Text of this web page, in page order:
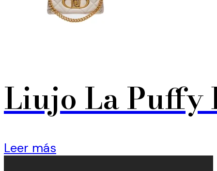
Liujo La Puffy
Leer más